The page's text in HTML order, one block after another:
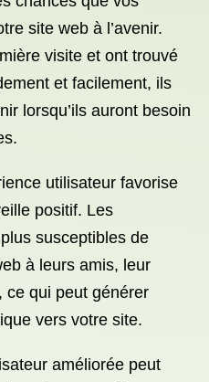
site web à l’avenir.
visite et ont trouvé
et facilement, ils
lorsqu’ils auront besoin
utilisateur favorise
positif. Les
susceptibles de
à leurs amis, leur
ce qui peut générer
vers votre site.
améliorée peut